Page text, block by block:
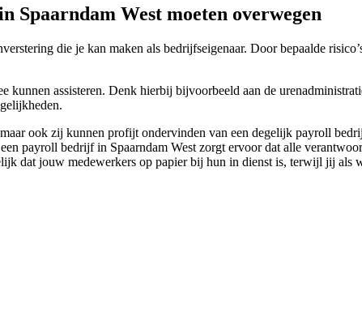
Spaarndam West moeten overwegen
die je kan maken als bedrijfseigenaar. Door bepaalde
kunnen assisteren. Denk hierbij bijvoorbeeld aan de
ook zij kunnen profijt ondervinden van een degelijk payroll
payroll bedrijf in Spaarndam West zorgt ervoor dat alle
dat jouw medewerkers op papier bij hun in dienst is, terwijl jij als